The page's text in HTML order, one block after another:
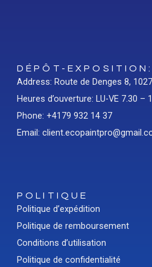
DÉPÔT-EXPOSITION:
Address: Route de Denges 8,
Heures d’ouverture: LU-VE 7.30 –
Phone: +4179 932 14 37
Email:
POLITIQUE
Politique d’expédition
Politique de remboursement
Conditions d’utilisation
Politique de confidentialité